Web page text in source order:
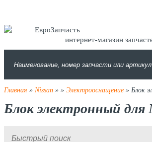
интернет-магазин
Главная » Nissan» » Электрооснащение» Блок
Блок электронный для